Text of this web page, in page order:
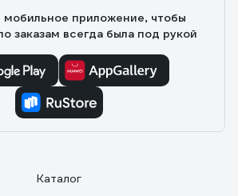
мобильное приложение, чтобы
заказам всегда была под рукой
Каталог